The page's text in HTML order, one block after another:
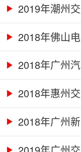
2019年潮州
2018年佛山
2018年广州
2018年惠州
2018年广州